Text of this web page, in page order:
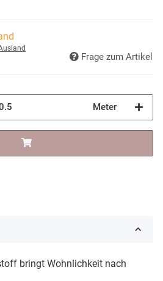
Frage zum Artikel
Meter
bringt Wohnlichkeit nach